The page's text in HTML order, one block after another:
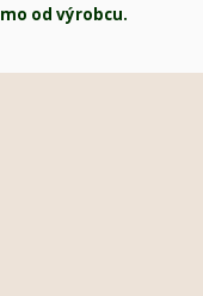
od výrobcu.